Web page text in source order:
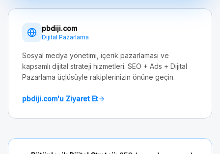
pbdiji.com
Dijital Pazarlama
Sosyal medya yönetimi, içerik pazarlaması ve
kapsamlı dijital strateji hizmetleri. SEO + Ads + Dijital
Pazarlama üçlüsüyle rakiplerinizin önüne geçin.
pbdiji.com'u Ziyaret Et